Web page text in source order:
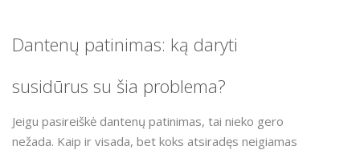
Dantenų patinimas: ką daryti
susidūrus su šia problema?
Jeigu pasireiškė dantenų patinimas, tai nieko gero
nežada. Kaip ir visada, bet koks atsiradęs neigiamas